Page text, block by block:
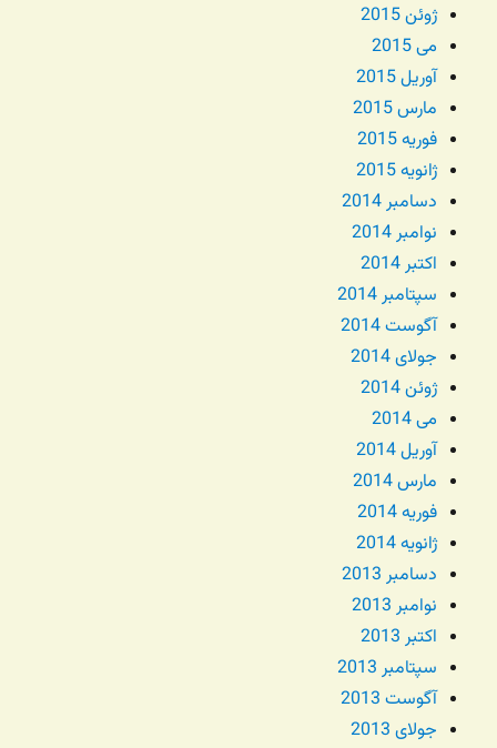
ژوئن 2015
می 2015
آوریل 2015
مارس 2015
فوریه 2015
ژانویه 2015
دسامبر 2014
نوامبر 2014
اکتبر 2014
سپتامبر 2014
آگوست 2014
جولای 2014
ژوئن 2014
می 2014
آوریل 2014
مارس 2014
فوریه 2014
ژانویه 2014
دسامبر 2013
نوامبر 2013
اکتبر 2013
سپتامبر 2013
آگوست 2013
جولای 2013